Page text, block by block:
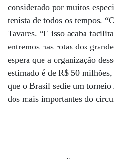
considerado por muitos
tenista de todos os tempos.
Tavares. “E isso acaba
entremos nas rotas dos
espera que a organização
estimado é de R$ 50 milhões,
que o Brasil sedie um torneio
dos mais importantes do